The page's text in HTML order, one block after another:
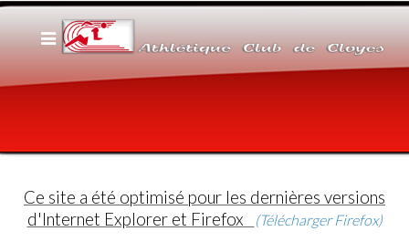
Ce site a été optimisé pour les dernières versions
d'Internet Explorer et Firefox
(Télécharger Firefox)